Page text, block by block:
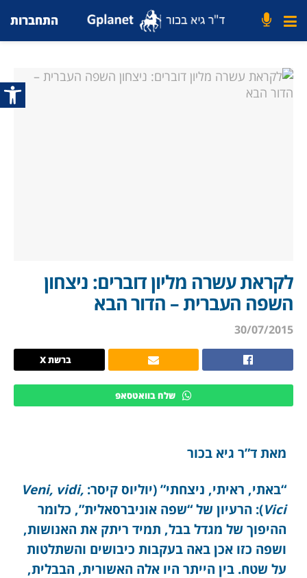
פתח
התחברות
לקראת עשרה מליון דוברים: ניצחון
השפה העברית – הדור הבא
30/07/2015
ברשת X
שלח בוואטסאפ
מאת ד”ר גיא בכור
“באתי, ראיתי, ניצחתי” (יוליוס קיסר: Veni, vidi,
Vici): הרעיון של “שפה אוניברסאלית”, כלומר
ההיפוך של מגדל בבל, תמיד ריתק את האנושות,
ושפה כזו אכן באה בעקבות כיבושים והשתלטות
על שטח. בין הייתר היו אלה האשורית, הבבלית,